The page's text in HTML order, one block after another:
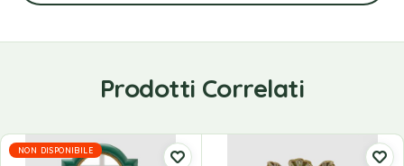
Prodotti Correlati
NON DISPONIBILE